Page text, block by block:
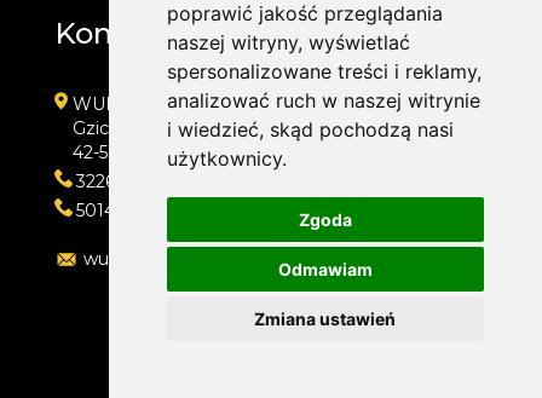
poprawić jakość przeglądania
naszej witryny, wyświetlać
spersonalizowane treści i reklamy,
analizować ruch w naszej witrynie
i wiedzieć, skąd pochodzą nasi
użytkownicy.
Zgoda
Odmawiam
Zmiana ustawień
Kontakt
WULKAN-TOP Serwis Samochodowy
Gzichowska 108
42-504 Będzin
322692033
501410313
wulkan-top@wp.pl